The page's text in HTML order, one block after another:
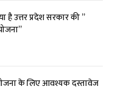
है उत्तर प्रदेश सरकार की ”
योजना के लिए आवश्यक दस्तावेज